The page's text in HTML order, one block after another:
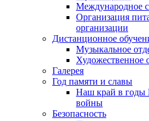
Международное
Организация
организации
Дистанционное
Музыкальное
Художественное
Галерея
Год памяти и славы
Наш край в годы
войны
Безопасность